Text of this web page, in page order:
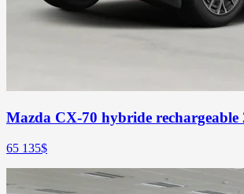
Mazda CX-70 hybride rechargeable
65 135$